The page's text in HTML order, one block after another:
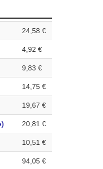
24,58 €
4,92 €
9,83 €
14,75 €
19,67 €
: 20,81 €
10,51 €
94,05 €